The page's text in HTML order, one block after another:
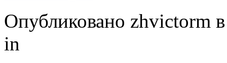
Опубликовано zhvictorm
in